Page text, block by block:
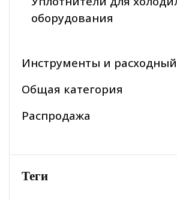
оборудования
Инструменты и
Общая категория
Распродажа
Теги